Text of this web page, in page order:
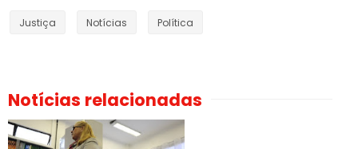
Justiça Notícias Política
Notícias relacionadas